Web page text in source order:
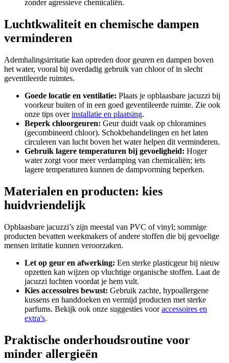
zonder agressieve chemicaliën.
Luchtkwaliteit en chemische dampen
verminderen
Ademhalingsirritatie kan optreden door geuren en dampen boven
het water, vooral bij overdadig gebruik van chloor of in slecht
geventileerde ruimtes.
Goede locatie en ventilatie: Plaats je opblaasbare jacuzzi bij
voorkeur buiten of in een goed geventileerde ruimte. Zie ook
onze tips overinstallatie en plaatsing.
Beperk chloorgeuren: Geur duidt vaak op chloramines
(gecombineerd chloor). Schokbehandelingen en het laten
circuleren van lucht boven het water helpen dit verminderen.
Gebruik lagere temperaturen bij gevoeligheid: Hoger
water zorgt voor meer verdamping van chemicaliën; iets
lagere temperaturen kunnen de dampvorming beperken.
Materialen en producten: kies
huidvriendelijk
Opblaasbare jacuzzi’s zijn meestal van PVC of vinyl; sommige
producten bevatten weekmakers of andere stoffen die bij gevoelige
mensen irritatie kunnen veroorzaken.
Let op geur en afwerking: Een sterke plasticgeur bij nieuw
opzetten kan wijzen op vluchtige organische stoffen. Laat de
jacuzzi luchten voordat je hem vult.
Kies accessoires bewust: Gebruik zachte, hypoallergene
kussens en handdoeken en vermijd producten met sterke
parfums. Bekijk ook onze suggesties vooraccessoires en
extra's.
Praktische onderhoudsroutine voor
minder allergieën